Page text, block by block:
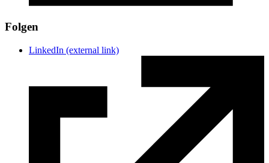
Folgen
LinkedIn (external link)